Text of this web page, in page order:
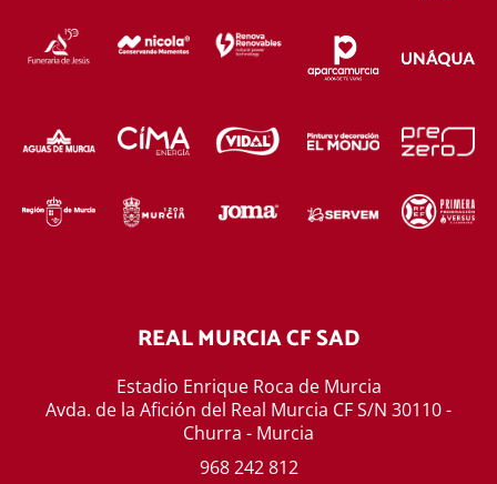
REAL MURCIA CF SAD
Estadio Enrique Roca de Murcia
Avda. de la Afición del Real Murcia CF S/N 30110 -
Churra - Murcia
968 242 812